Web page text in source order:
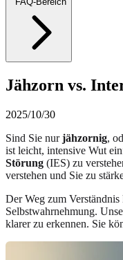
Jähzorn vs.
2025/10/30
Sind Sie nurjähzornig,
ist leicht, intensive Wut
Störung (IES) zu
verstehen und Sie zu
Der Weg zum
Selbstwahrnehmung.
klarer zu erkennen. Sie